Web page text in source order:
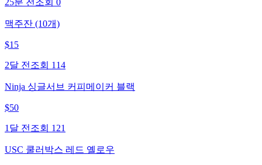
25분 전 조회 0
맥주잔 (10개)
$15
2달 전 조회 114
Ninja 싱글서브 커피메이커 블랙
$50
1달 전 조회 121
USC 쿨러박스 레드 옐로우